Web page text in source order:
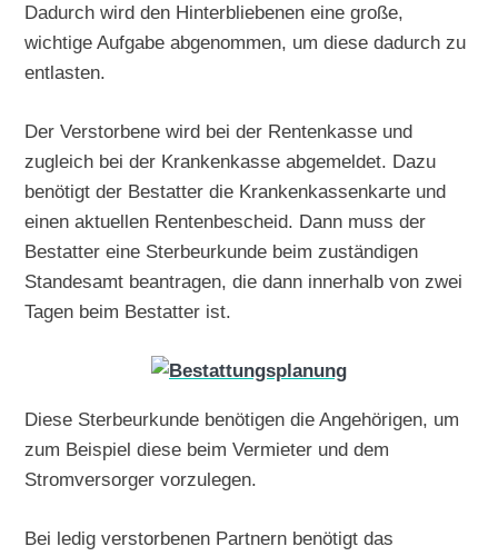
Dadurch wird den Hinterbliebenen eine große,
wichtige Aufgabe abgenommen, um diese dadurch zu
entlasten.
Der Verstorbene wird bei der Rentenkasse und
zugleich bei der Krankenkasse abgemeldet. Dazu
benötigt der Bestatter die Krankenkassenkarte und
einen aktuellen Rentenbescheid. Dann muss der
Bestatter eine Sterbeurkunde beim zuständigen
Standesamt beantragen, die dann innerhalb von zwei
Tagen beim Bestatter ist.
Diese Sterbeurkunde benötigen die Angehörigen, um
zum Beispiel diese beim Vermieter und dem
Stromversorger vorzulegen.
Bei ledig verstorbenen Partnern benötigt das